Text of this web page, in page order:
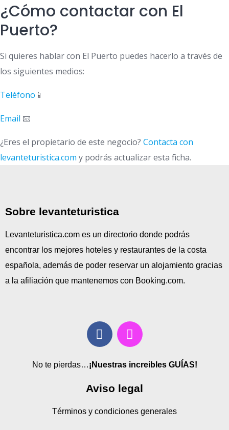
¿Cómo contactar con El
Puerto?
Si quieres hablar con El Puerto puedes hacerlo a través de
los siguientes medios:
Teléfono 📱
Email 📧
¿Eres el propietario de este negocio? Contacta con
levanteturistica.com y podrás actualizar esta ficha.
Sobre levanteturistica
Levanteturistica.com es un directorio donde podrás
encontrar los mejores hoteles y restaurantes de la costa
española, además de poder reservar un alojamiento gracias
a la afiliación que mantenemos con Booking.com.
No te pierdas…¡Nuestras increibles GUÍAS!
Aviso legal
Términos y condiciones generales